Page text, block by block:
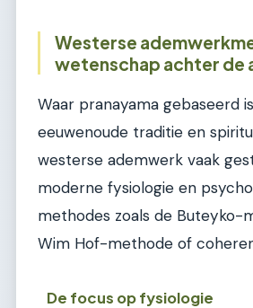
Westerse
wetenschap achter de
Waar pranayama gebaseerd
eeuwenoude traditie en
westerse ademwerk vaak
moderne fysiologie en
methodes zoals de Buteyko-
Wim Hof-methode of
De focus op fysiologie